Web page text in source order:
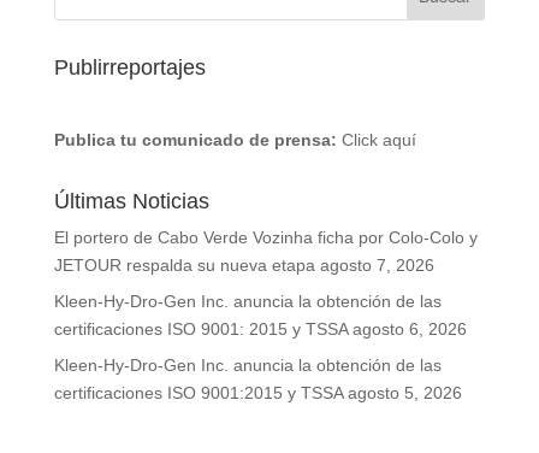
Publirreportajes
Publica tu comunicado de prensa: Click aquí
Últimas Noticias
El portero de Cabo Verde Vozinha ficha por Colo-Colo y
JETOUR respalda su nueva etapa agosto 7, 2026
Kleen-Hy-Dro-Gen Inc. anuncia la obtención de las
certificaciones ISO 9001: 2015 y TSSA agosto 6, 2026
Kleen-Hy-Dro-Gen Inc. anuncia la obtención de las
certificaciones ISO 9001:2015 y TSSA agosto 5, 2026